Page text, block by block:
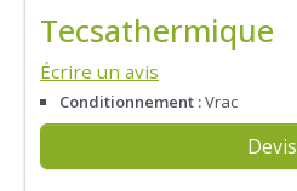
TROUVER SON FOURNISSEUR
BLOG
Tecsathermique
Écrire un avis
Conditionnement :Vrac
Devis